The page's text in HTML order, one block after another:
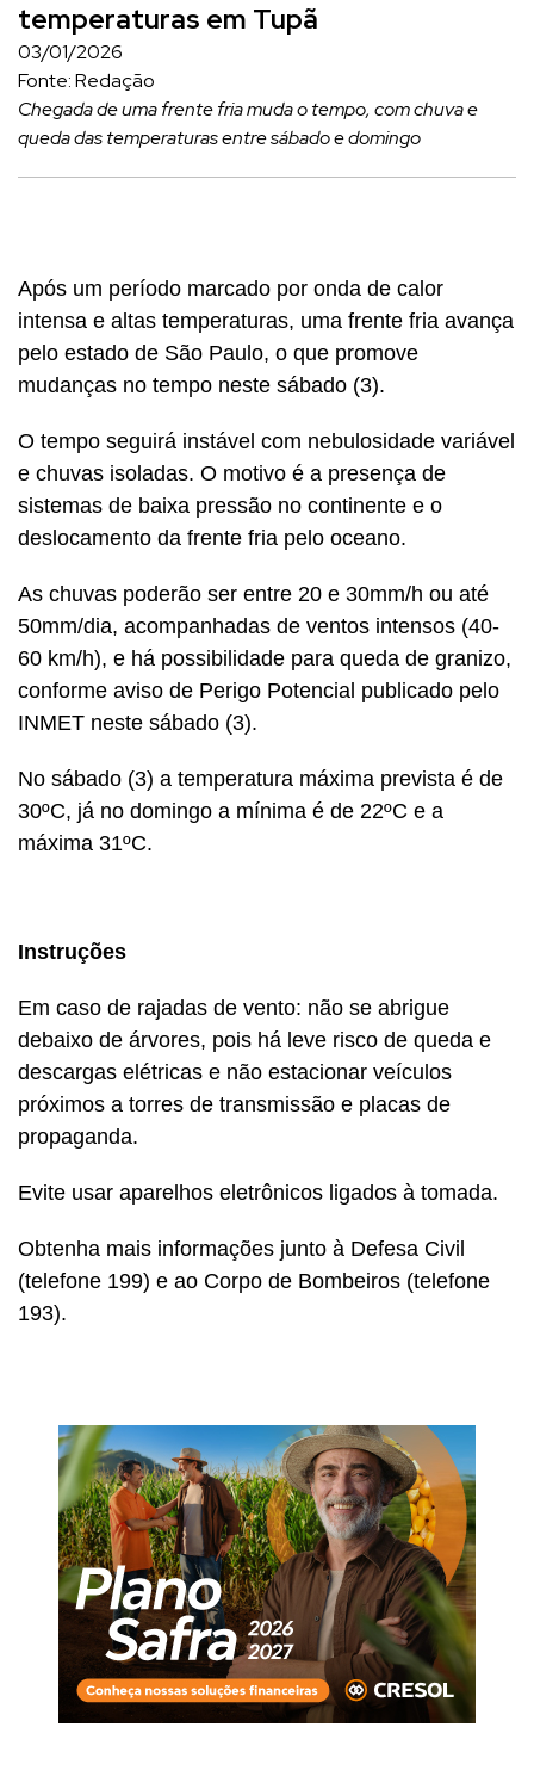
temperaturas em Tupã
03/01/2026
Fonte: Redação
Chegada de uma frente fria muda o tempo, com chuva e
queda das temperaturas entre sábado e domingo
Após um período marcado por onda de calor
intensa e altas temperaturas, uma frente fria avança
pelo estado de São Paulo, o que promove
mudanças no tempo neste sábado (3).
O tempo seguirá instável com nebulosidade variável
e chuvas isoladas. O motivo é a presença de
sistemas de baixa pressão no continente e o
deslocamento da frente fria pelo oceano.
As chuvas poderão ser entre 20 e 30mm/h ou até
50mm/dia, acompanhadas de ventos intensos (40-
60 km/h), e há possibilidade para queda de granizo,
conforme aviso de Perigo Potencial publicado pelo
INMET neste sábado (3).
No sábado (3) a temperatura máxima prevista é de
30ºC, já no domingo a mínima é de 22ºC e a
máxima 31ºC.
Instruções
Em caso de rajadas de vento: não se abrigue
debaixo de árvores, pois há leve risco de queda e
descargas elétricas e não estacionar veículos
próximos a torres de transmissão e placas de
propaganda.
Evite usar aparelhos eletrônicos ligados à tomada.
Obtenha mais informações junto à Defesa Civil
(telefone 199) e ao Corpo de Bombeiros (telefone
193).